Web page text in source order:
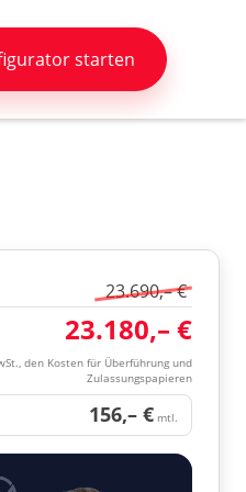
starten
23.690,– €
23.180,– €
den Kosten für Überführung und
Zulassungspapieren
156,– € mtl.